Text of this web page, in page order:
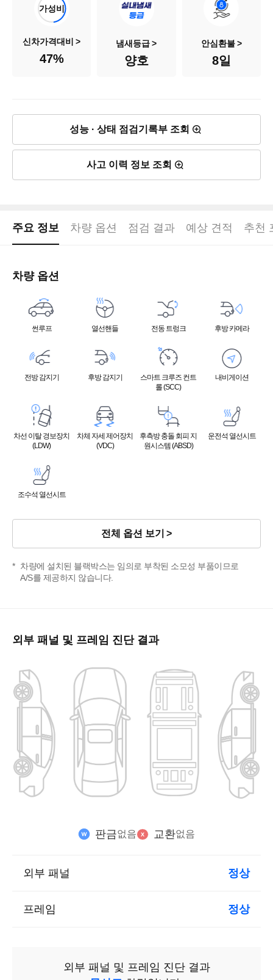
가솔린
배기량 1,991cc
가성비
신차가격대비
47%
냄새등급
양호
안심환불
8일
성능 · 상태 점검기록부 조회
사고 이력 정보 조회
주요 정보 차량 옵션 점검 결과 예상 견적 추천
차량 옵션
썬루프 열선핸들 전동 트렁크 후방 카메라
전방 감지기 후방 감지기
스마트 크루즈 컨트
롤 (SCC)
내비게이션
차선 이탈 경보장치
(LDW)
차체 자세 제어장치
(VDC)
후측방 충돌 회피 지
원시스템 (ABSD)
운전석 열선시트
조수석 열선시트
전체 옵션 보기
차량에 설치된 블랙박스는 임의로 부착된 소모성 부품이므로
A/S를 제공하지 않습니다.
외부 패널 및 프레임 진단 결과
판금없음 교환없음
외부 패널 정상
프레임 정상
외부 패널 및 프레임 진단 결과